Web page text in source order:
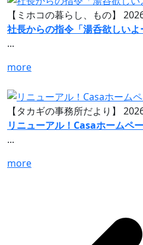
【ミホコの暮らし、もの】
社長からの指令「湯呑欲しいよ
...
more
【タカギの事務所だより】
リニューアル！Casaホームペ
...
more